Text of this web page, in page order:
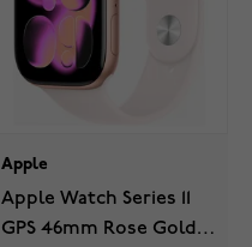
Apple
Apple Watch Series 11
GPS 46mm Rose Gold